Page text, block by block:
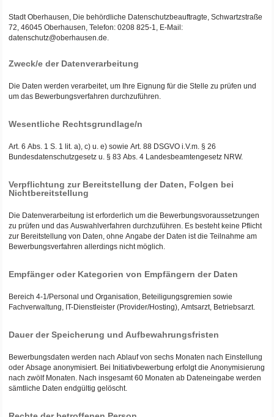
Stadt Oberhausen, Die behördliche Datenschutzbeauftragte, Schwartzstraße
72, 46045 Oberhausen, Telefon: 0208 825-1, E-Mail:
datenschutz@oberhausen.de.
Zweck/e der Datenverarbeitung
Die Daten werden verarbeitet, um Ihre Eignung für die Stelle zu prüfen und
um das Bewerbungsverfahren durchzuführen.
Wesentliche Rechtsgrundlage/n
Art. 6 Abs. 1 S. 1 lit. a), c) u. e) sowie Art. 88 DSGVO i.V.m. § 26
Bundesdatenschutzgesetz u. § 83 Abs. 4 Landesbeamtengesetz NRW.
Verpflichtung zur Bereitstellung der Daten, Folgen bei
Nichtbereitstellung
Die Datenverarbeitung ist erforderlich um die Bewerbungsvoraussetzungen
zu prüfen und das Auswahlverfahren durchzuführen. Es besteht keine Pflicht
zur Bereitstellung von Daten, ohne Angabe der Daten ist die Teilnahme am
Bewerbungsverfahren allerdings nicht möglich.
Empfänger oder Kategorien von Empfängern der Daten
Bereich 4-1/Personal und Organisation, Beteiligungsgremien sowie
Fachverwaltung, IT-Dienstleister (Provider/Hosting), Amtsarzt, Betriebsarzt.
Dauer der Speicherung und Aufbewahrungsfristen
Bewerbungsdaten werden nach Ablauf von sechs Monaten nach Einstellung
oder Absage anonymisiert. Bei Initiativbewerbung erfolgt die Anonymisierung
nach zwölf Monaten. Nach insgesamt 60 Monaten ab Dateneingabe werden
sämtliche Daten endgültig gelöscht.